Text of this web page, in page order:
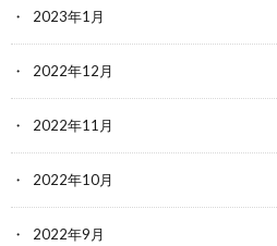
2023年1月
2022年12月
2022年11月
2022年10月
2022年9月